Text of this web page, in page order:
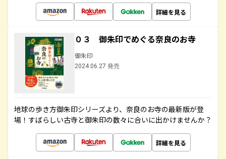
詳細を見る
０３ 御朱印でめぐる奈良のお寺
御朱印
2024.06.27 発売
地球の歩き方御朱印シリーズより、奈良のお寺の最新版が登
場！すばらしい古寺と御朱印の数々に合いに出かけませんか？
詳細を見る